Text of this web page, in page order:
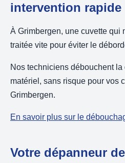
intervention rapide
À Grimbergen, une cuvette qui
traitée vite pour éviter le
Nos techniciens débouchent la
matériel, sans risque pour vos
Grimbergen.
En savoir plus sur le
Votre dépanneur